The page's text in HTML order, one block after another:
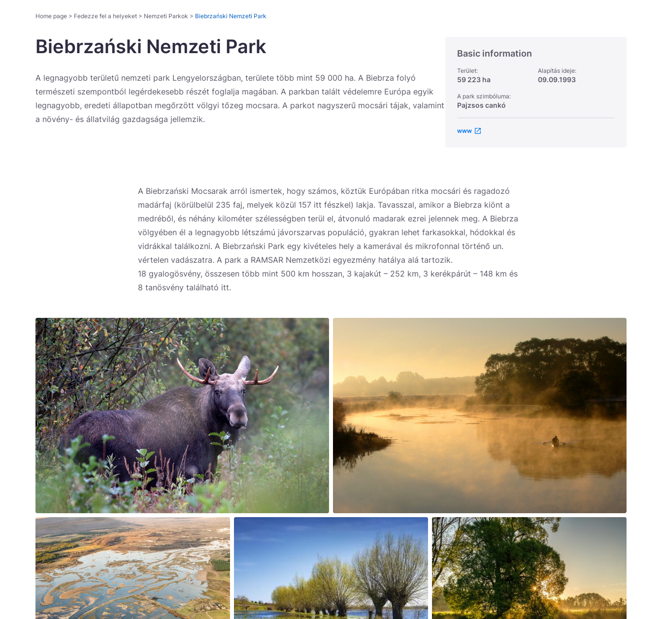
Home page > Fedezze fel a helyeket > Nemzeti Parkok > Biebrzański Nemzeti Park
Biebrzański Nemzeti Park
A legnagyobb területű nemzeti park Lengyelországban, területe több mint 59 000 ha. A Biebrza folyó
természeti szempontból legérdekesebb részét foglalja magában. A parkban talált védelemre Európa egyik
legnagyobb, eredeti állapotban megőrzött völgyi tőzeg mocsara. A parkot nagyszerű mocsári tájak, valamint
a növény- és állatvilág gazdagsága jellemzik.
Basic information
Terület:
59 223 ha
Alapítás ideje:
09.09.1993
A park szimbóluma:
Pajzsos cankó
www
A Biebrzański Mocsarak arról ismertek, hogy számos, köztük Európában ritka mocsári és ragadozó
madárfaj (körülbelül 235 faj, melyek közül 157 itt fészkel) lakja. Tavasszal, amikor a Biebrza kiönt a
medréből, és néhány kilométer szélességben terül el, átvonuló madarak ezrei jelennek meg. A Biebrza
völgyében él a legnagyobb létszámú jávorszarvas populáció, gyakran lehet farkasokkal, hódokkal és
vidrákkal találkozni. A Biebrzański Park egy kivételes hely a kamerával és mikrofonnal történő un.
vértelen vadászatra. A park a RAMSAR Nemzetközi egyezmény hatálya alá tartozik.
18 gyalogösvény, összesen több mint 500 km hosszan, 3 kajakút – 252 km, 3 kerékpárút – 148 km és
8 tanösvény található itt.